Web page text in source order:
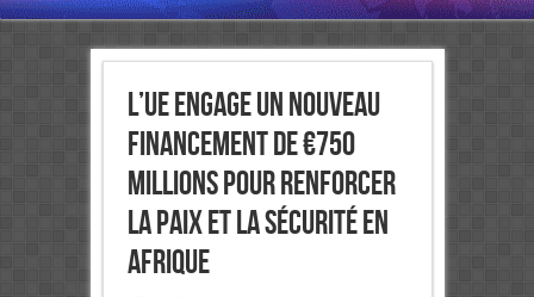
L’UE engage un nouveau
financement de €750
millions pour renforcer
la paix et la sécurité en
Afrique